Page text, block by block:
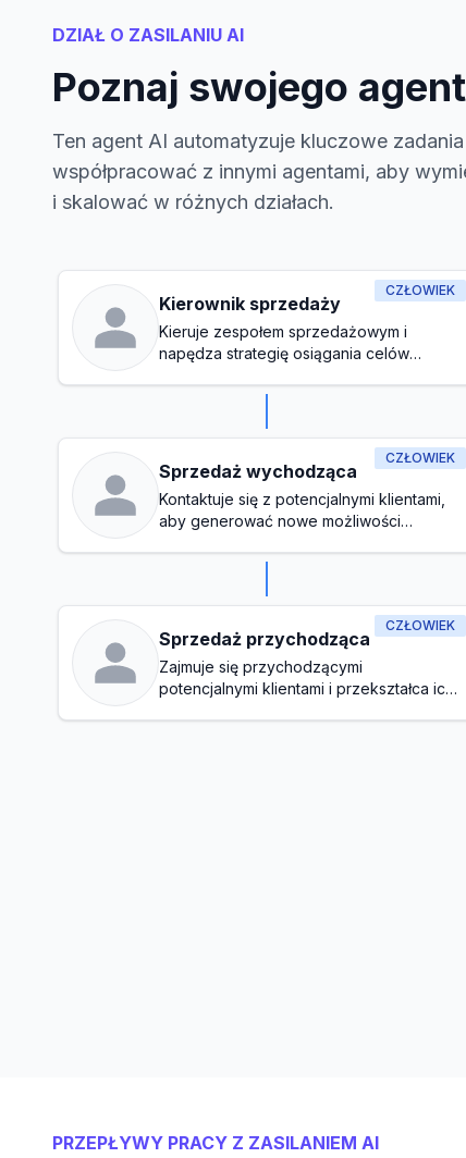
DZIAŁ O ZASILANIU AI
Poznaj swojego
Ten agent AI automatyzuje kluczowe
współpracować z innymi agentami, aby
i skalować w różnych działach.
CZŁOWIEK
Kierownik sprzedaży
Kieruje zespołem sprzedażowym i
napędza strategię osiągania celów
CZŁOWIEK
Sprzedaż wychodząca
Kontaktuje się z potencjalnymi klientami,
aby generować nowe możliwości
CZŁOWIEK
Sprzedaż przychodząca
Zajmuje się przychodzącymi
potencjalnymi klientami i przekształca ich
PRZEPŁYWY PRACY Z ZASILANIEM AI